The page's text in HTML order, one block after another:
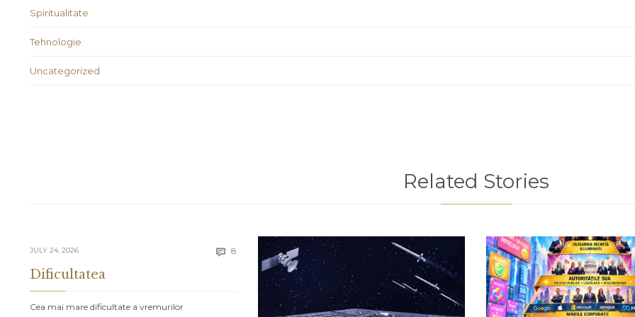
Spiritualitate
Tehnologie
Uncategorized
Related Stories
JULY 24, 2026  8 Comments
Dificultatea
Cea mai mare dificultate a vremurilor